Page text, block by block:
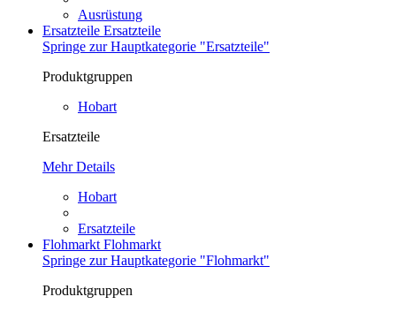
Ausrüstung
Ersatzteile Ersatzteile
Springe zur Hauptkategorie "Ersatzteile"
Produktgruppen
Hobart
Ersatzteile
Mehr Details
Hobart
Ersatzteile
Flohmarkt Flohmarkt
Springe zur Hauptkategorie "Flohmarkt"
Produktgruppen